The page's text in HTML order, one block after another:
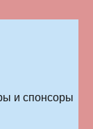
и спонсоры